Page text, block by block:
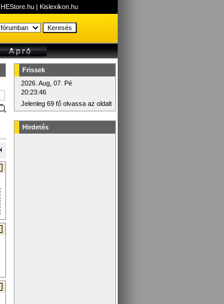
HEStore.hu | Kislexikon.hu
Frissek
2026. Aug, 07. Pé
20:23:46
Jelenleg 69 fő olvassa az oldalt
Hirdetés